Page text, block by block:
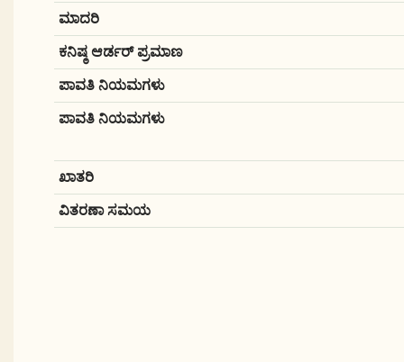
ಮಾದರಿ
ಕನಿಷ್ಠ ಆರ್ಡರ್ ಪ್ರಮಾಣ
ಪಾವತಿ ನಿಯಮಗಳು
ಪಾವತಿ ನಿಯಮಗಳು
ಖಾತರಿ
ವಿತರಣಾ ಸಮಯ